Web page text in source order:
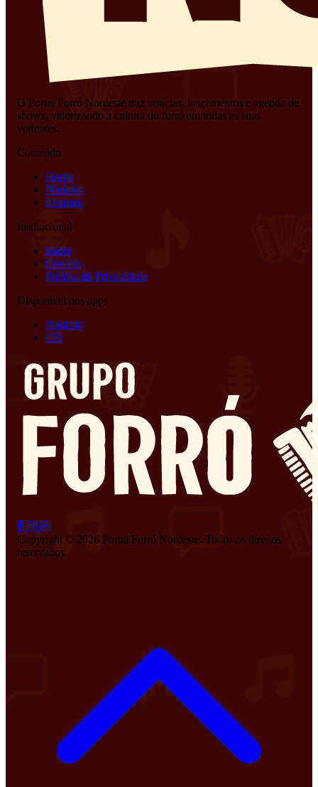
O Portal Forró Nordeste traz notícias, lançamentos e agenda de
shows, valorizando a cultura do forró em todas as suas
vertentes.
Conteúdo
Home
Notícias
Eventos
Institucional
Sobre
Contato
Política de Privacidade
Disponível nos apps
Android
iOS
Copyright © 2026 Portal Forró Nordeste. Todos os direitos
reservados.